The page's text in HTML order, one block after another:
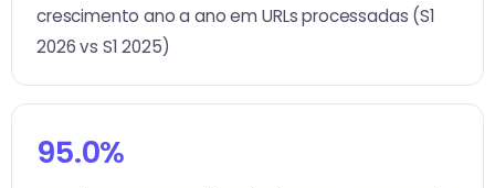
crescimento ano a ano em URLs processadas (S1
2026 vs S1 2025)
95.0%